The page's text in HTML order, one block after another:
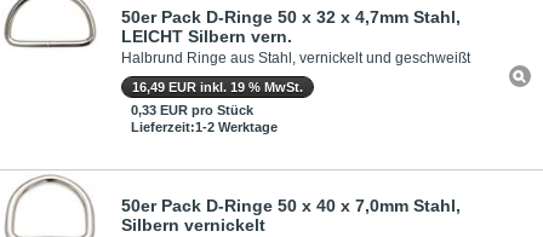
50er Pack D-Ringe 50 x 32 x 4,7mm Stahl,
LEICHT Silbern vern.
Halbrund Ringe aus Stahl, vernickelt und geschweißt
16,49 EUR inkl. 19 % MwSt.
0,33 EUR pro Stück
Lieferzeit:1-2 Werktage
50er Pack D-Ringe 50 x 40 x 7,0mm Stahl,
Silbern vernickelt